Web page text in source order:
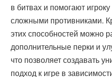
в битвах и помогают
сложными противниками.
этих способностей можно
дополнительные перки и
что позволяет создавать
подход к игре в